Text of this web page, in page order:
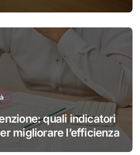
quali indicatori
migliorare l’efficienza